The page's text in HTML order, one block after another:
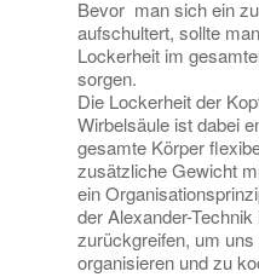
Bevor man sich ein
aufschultert, sollte
Lockerheit im
sorgen.
Die Lockerheit der
Wirbelsäule ist dabei
gesamte Körper
zusätzliche Gewicht
ein
der Alexander-
zurückgreifen, um
organisieren und zu